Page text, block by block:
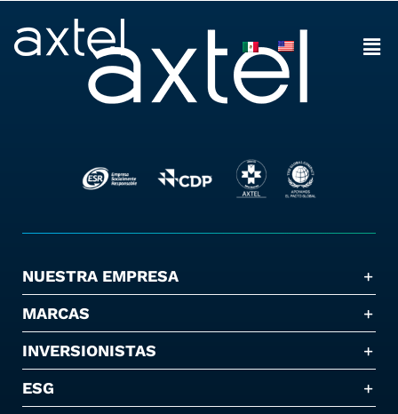
content
NUESTRA EMPRESA
MARCAS
INVERSIONISTAS
ESG